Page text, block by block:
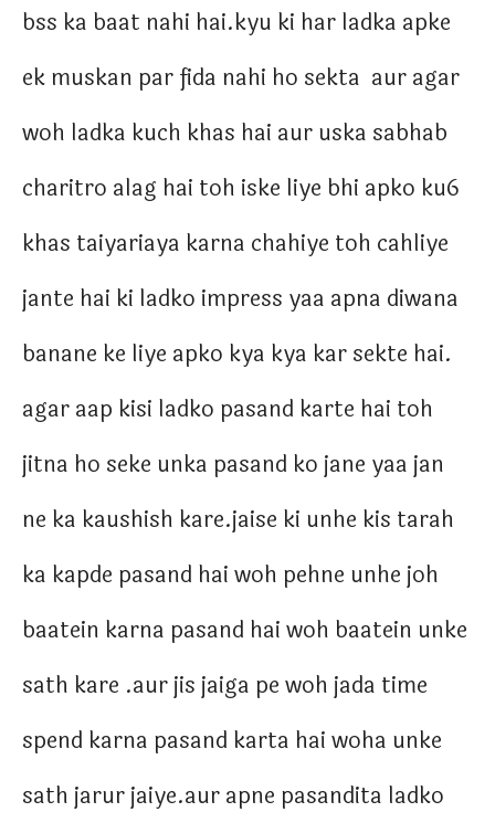
bss ka baat nahi hai.kyu ki har ladka apke
ek muskan par fida nahi ho sekta aur agar
woh ladka kuch khas hai aur uska sabhab
charitro alag hai toh iske liye bhi apko ku6
khas taiyariaya karna chahiye toh cahliye
jante hai ki ladko impress yaa apna diwana
banane ke liye apko kya kya kar sekte hai.
agar aap kisi ladko pasand karte hai toh
jitna ho seke unka pasand ko jane yaa jan
ne ka kaushish kare.jaise ki unhe kis tarah
ka kapde pasand hai woh pehne unhe joh
baatein karna pasand hai woh baatein unke
sath kare .aur jis jaiga pe woh jada time
spend karna pasand karta hai woha unke
sath jarur jaiye.aur apne pasandita ladko